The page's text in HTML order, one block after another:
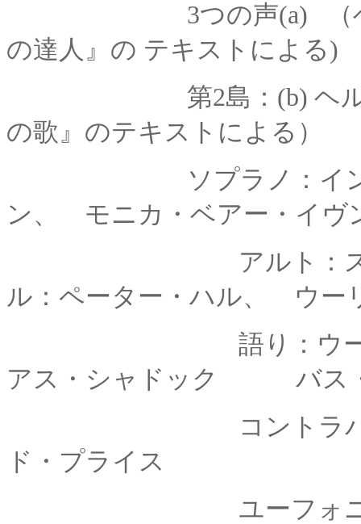
3つの声(a) （
の達人』の テキストによる)
第2島：(b) ヘ
の歌』のテキストによる）
ソプラノ：イ
ン 、
モニカ・ベアー・イヴ
アルト：スザン
ル：ペーター・ハル、 ウー
語り：ウーリケ・
アス・シャドック
バス・フ
コントラバス・ク
ド・プライス
ユーフォニウム＆